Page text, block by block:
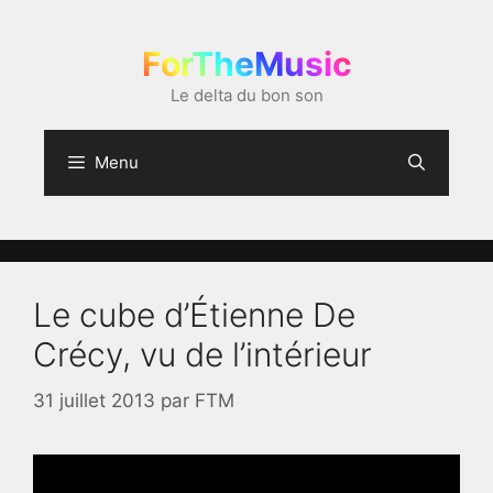
ForTheMusic
Le delta du bon son
Menu
Le cube d’Étienne De
Crécy, vu de l’intérieur
31 juillet 2013 par FTM